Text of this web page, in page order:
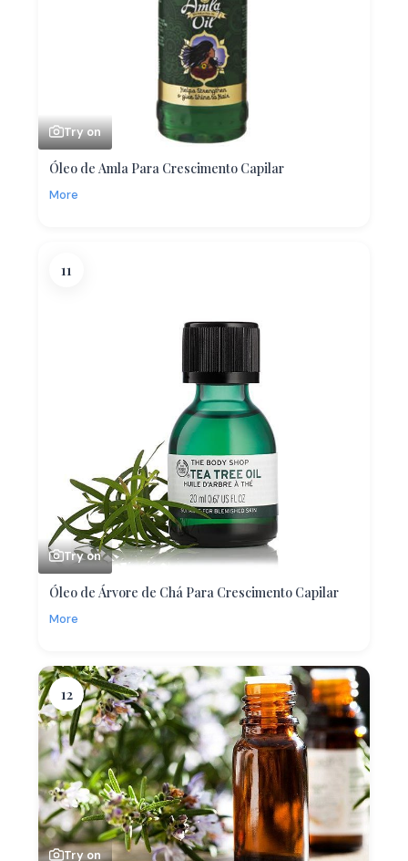
Try on
Óleo de Amla Para Crescimento Capilar
More
11
Try on
Óleo de Árvore de Chá Para Crescimento Capilar
More
12
Try on